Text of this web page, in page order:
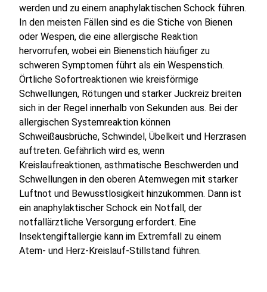
werden und zu einem anaphylaktischen Schock führen.
In den meisten Fällen sind es die Stiche von Bienen
oder Wespen, die eine allergische Reaktion
hervorrufen, wobei ein Bienenstich häufiger zu
schweren Symptomen führt als ein Wespenstich.
Örtliche Sofortreaktionen wie kreisförmige
Schwellungen, Rötungen und starker Juckreiz breiten
sich in der Regel innerhalb von Sekunden aus. Bei der
allergischen Systemreaktion können
Schweißausbrüche, Schwindel, Übelkeit und Herzrasen
auftreten. Gefährlich wird es, wenn
Kreislaufreaktionen, asthmatische Beschwerden und
Schwellungen in den oberen Atemwegen mit starker
Luftnot und Bewusstlosigkeit hinzukommen. Dann ist
ein anaphylaktischer Schock ein Notfall, der
notfallärztliche Versorgung erfordert. Eine
Insektengiftallergie kann im Extremfall zu einem
Atem- und Herz-Kreislauf-Stillstand führen.